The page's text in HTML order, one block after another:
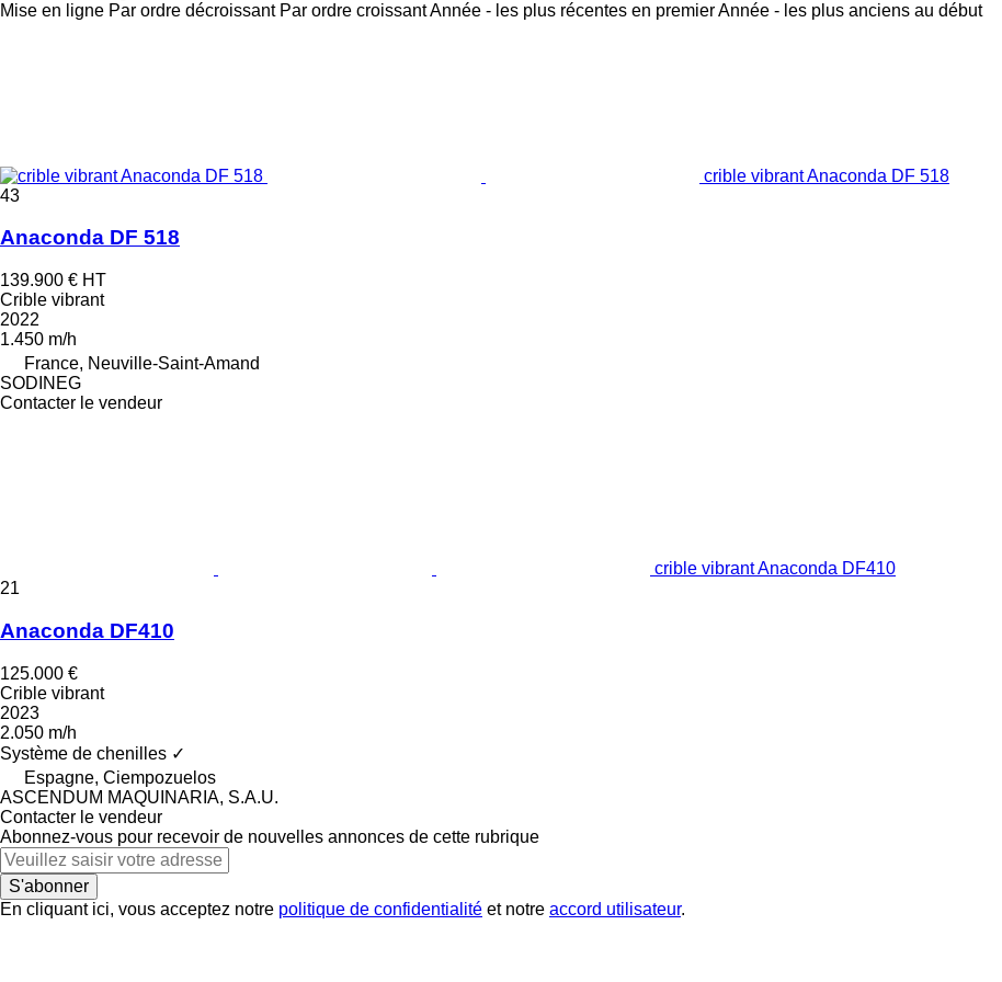
Mise en ligne Par ordre décroissant Par ordre croissantAnnée - les plus récentes en premierAnnée - les plus anciens au début
crible vibrant Anaconda DF 518
43
Anaconda DF 518
139.900 € HT
Crible vibrant
2022
1.450 m/h
France, Neuville-Saint-Amand
SODINEG
Contacter le vendeur
crible vibrant Anaconda DF410
21
Anaconda DF410
125.000 €
Crible vibrant
2023
2.050 m/h
Système de chenilles ✓
Espagne, Ciempozuelos
ASCENDUM MAQUINARIA, S.A.U.
Contacter le vendeur
Abonnez-vous pour recevoir de nouvelles annonces de cette rubrique
S'abonner
En cliquant ici, vous acceptez notre politique de confidentialité et notre accord utilisateur.